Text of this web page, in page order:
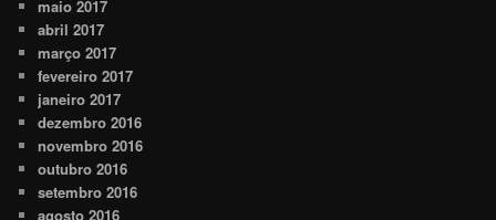
maio 2017
abril 2017
março 2017
fevereiro 2017
janeiro 2017
dezembro 2016
novembro 2016
outubro 2016
setembro 2016
agosto 2016